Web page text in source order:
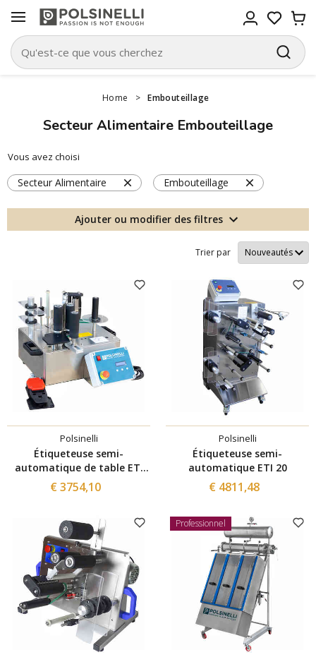
Home > Embouteillage
Secteur Alimentaire Embouteillage
Vous avez choisi
Secteur Alimentaire Embouteillage
Ajouter ou modifier des filtres
Trier par
Polsinelli
Étiqueteuse semi-
automatique de table ETI
10H
€ 3754,10
Polsinelli
Étiqueteuse semi-
automatique ETI 20
€ 4811,48
Professionnel